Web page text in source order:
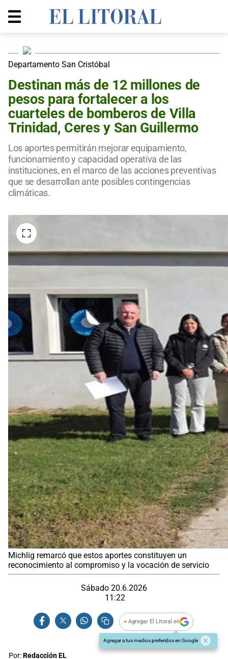
Departamento San Cristóbal
Destinan más de 12 millones de
pesos para fortalecer a los
cuarteles de bomberos de Villa
Trinidad, Ceres y San Guillermo
Los aportes permitirán mejorar equipamiento,
funcionamiento y capacidad operativa de las
instituciones, en el marco de las acciones preventivas
que se desarrollan ante posibles contingencias
climáticas.
Michlig remarcó que estos aportes constituyen un
reconocimiento al compromiso y la vocación de servicio
Sábado 20.6.2026
11:22
+ Agregar El Litoral en
Agregar a tus medios preferidos en Google
Por:Redacción EL